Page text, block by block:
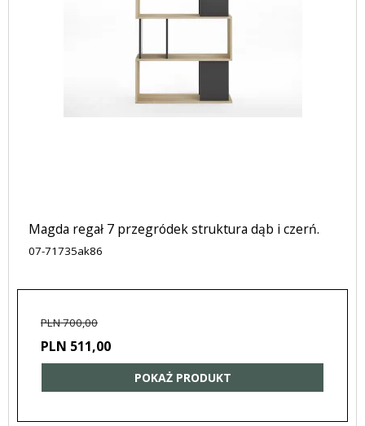
Magda regał 7 przegródek struktura dąb i czerń.
07-71735ak86
PLN 700,00
PLN 511,00
POKAŻ PRODUKT